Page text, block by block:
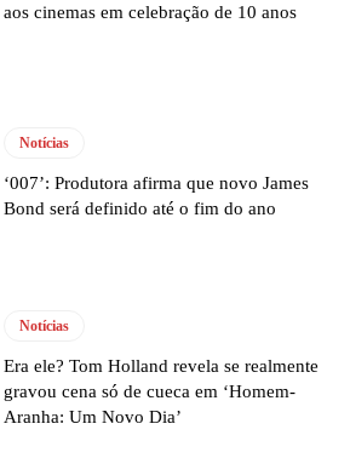
aos cinemas em celebração de 10 anos
Notícias
‘007’: Produtora afirma que novo James
Bond será definido até o fim do ano
Notícias
Era ele? Tom Holland revela se realmente
gravou cena só de cueca em ‘Homem-
Aranha: Um Novo Dia’